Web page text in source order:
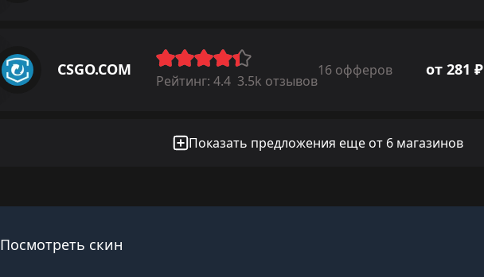
CSGO.COM
Рейтинг: 4.4 3.5k отзывов
16 офферов от 281 ₽
Показать предложения еще от 6 магазинов
Посмотреть скин